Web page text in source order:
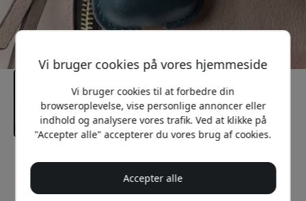
Anbefalet pris
149 DKK
Vi bruger cookies på vores hjemmeside
Vi bruger cookies til at forbedre din
browseroplevelse, vise personlige annoncer eller
indhold og analysere vores trafik. Ved at klikke på
"Accepter alle" accepterer du vores brug af cookies.
Accepter alle